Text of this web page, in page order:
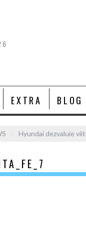
EXTRA BLOG
Hyundai dezvaluie